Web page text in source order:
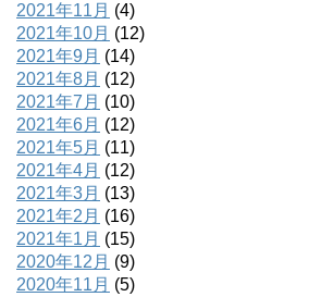
2021年11月 (4)
2021年10月 (12)
2021年9月 (14)
2021年8月 (12)
2021年7月 (10)
2021年6月 (12)
2021年5月 (11)
2021年4月 (12)
2021年3月 (13)
2021年2月 (16)
2021年1月 (15)
2020年12月 (9)
2020年11月 (5)